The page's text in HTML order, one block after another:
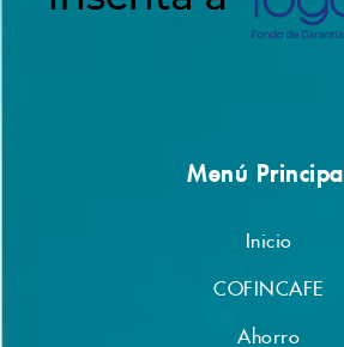
Menú Principal
Inicio
COFINCAFE
Ahorro